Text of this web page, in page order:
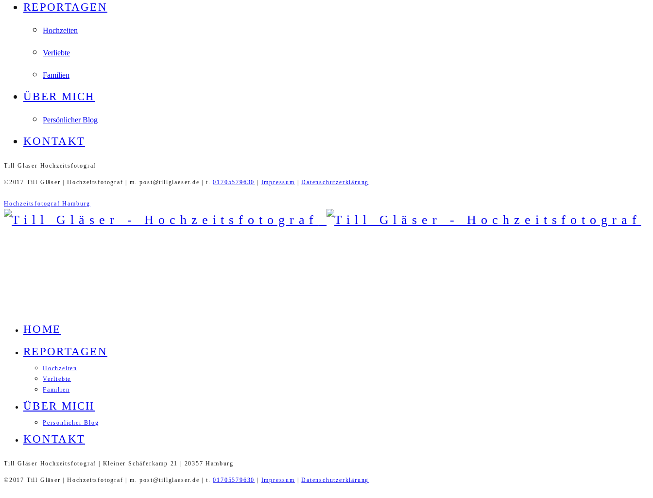
REPORTAGEN
Hochzeiten
Verliebte
Familien
ÜBER MICH
Persönlicher Blog
KONTAKT
Till Gläser Hochzeitsfotograf
©2017 Till Gläser | Hochzeitsfotograf | m. post@tillglaeser.de | t.01705579630 | Impressum |Datenschutzerklärung
Hochzeitsfotograf Hamburg
HOME
REPORTAGEN
Hochzeiten
Verliebte
Familien
ÜBER MICH
Persönlicher Blog
KONTAKT
Till Gläser Hochzeitsfotograf | Kleiner Schäferkamp 21 | 20357 Hamburg
©2017 Till Gläser | Hochzeitsfotograf | m. post@tillglaeser.de | t.01705579630 | Impressum |Datenschutzerklärung